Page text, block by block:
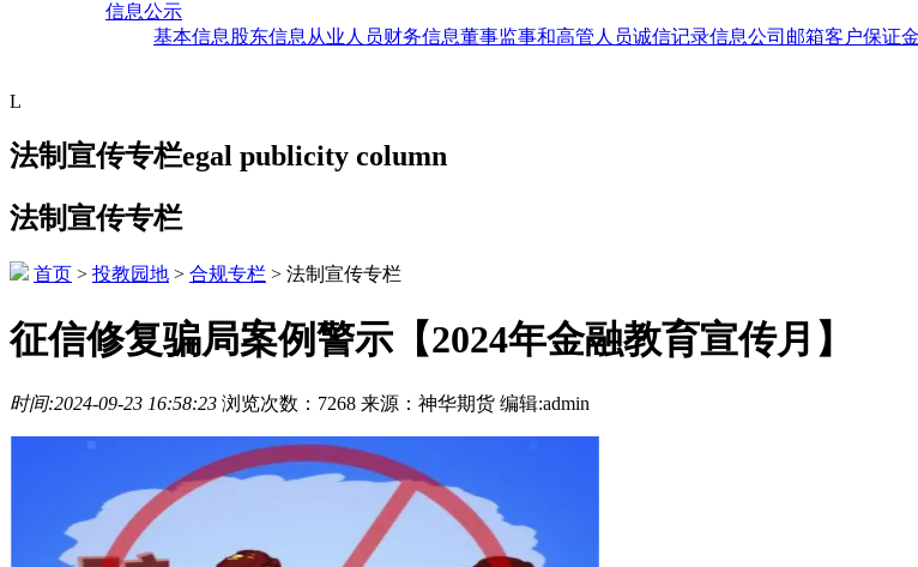
信息公示
基本信息股东信息从业人员财务信息董事监事和高管人员诚信记录信息公司邮箱客户保证
L
法制宣传专栏egal publicity column
法制宣传专栏
首页 > 投教园地 > 合规专栏 > 法制宣传专栏
征信修复骗局案例警示【2024年金融教育宣传月】
时间:2024-09-23 16:58:23 浏览次数：7268 来源：神华期货 编辑:admin